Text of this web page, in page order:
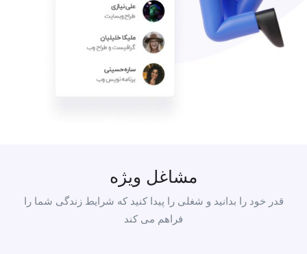
مشاغل ویژه
قدر خود را بدانید و شغلی را پیدا کنید که شرایط زندگی شما را
فراهم می کند